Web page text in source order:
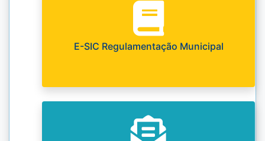
E-SIC Regulamentação Municipal